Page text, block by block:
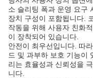
소 슬리팅 폭과 운영 요구
장치 구성이 포함됩니다.
작동을 위해 사용자 친화
이 장착되어 있습니다.
안전이 최우선입니다. 따
드 및 과부하 보호 기능이
리는 효율성과 신뢰성을
니다.